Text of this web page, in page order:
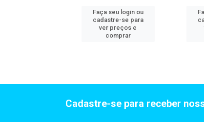
Faça seu login ou
cadastre-se para
ver preços e
comprar
Cadastre-se para receber